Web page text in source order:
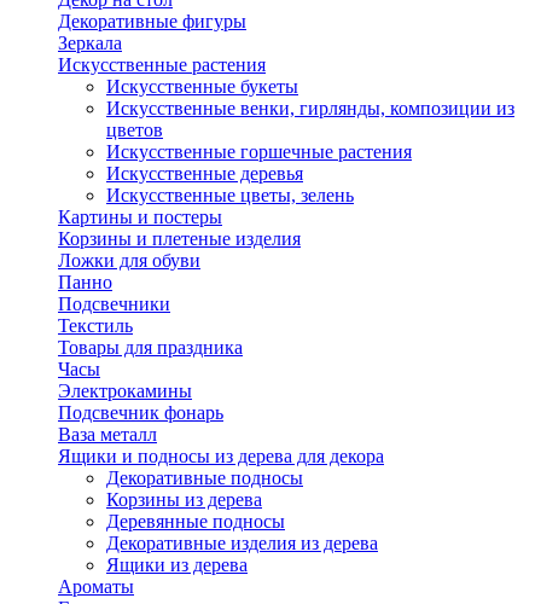
Декоративные фигуры
Зеркала
Искусственные растения
Искусственные букеты
Искусственные венки, гирлянды, композиции из
цветов
Искусственные горшечные растения
Искусственные деревья
Искусственные цветы, зелень
Картины и постеры
Корзины и плетеные изделия
Ложки для обуви
Панно
Подсвечники
Текстиль
Товары для праздника
Часы
Электрокамины
Подсвечник фонарь
Ваза металл
Ящики и подносы из дерева для декора
Декоративные подносы
Корзины из дерева
Деревянные подносы
Декоративные изделия из дерева
Ящики из дерева
Ароматы